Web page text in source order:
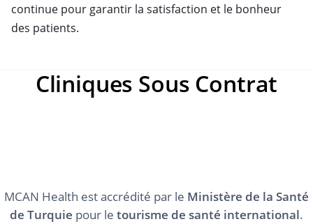
continue pour garantir la satisfaction et le bonheur
des patients.
Cliniques Sous Contrat
MCAN Health est accrédité par le Ministère de la Santé
de Turquie pour le tourisme de santé international.